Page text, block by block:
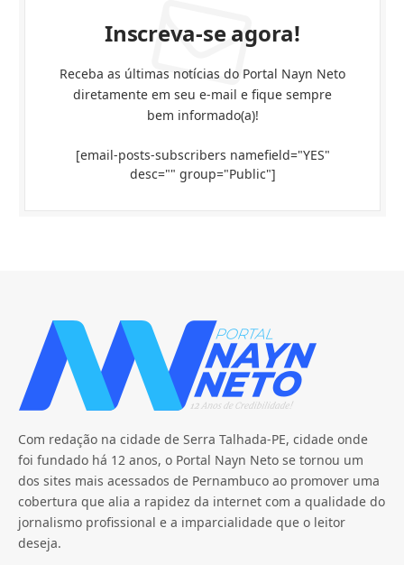
Inscreva-se agora!
Receba as últimas notícias do Portal Nayn Neto
diretamente em seu e-mail e fique sempre
bem informado(a)!
[email-posts-subscribers namefield="YES"
desc="" group="Public"]
Com redação na cidade de Serra Talhada-PE, cidade onde
foi fundado há 12 anos, o Portal Nayn Neto se tornou um
dos sites mais acessados de Pernambuco ao promover uma
cobertura que alia a rapidez da internet com a qualidade do
jornalismo profissional e a imparcialidade que o leitor
deseja.